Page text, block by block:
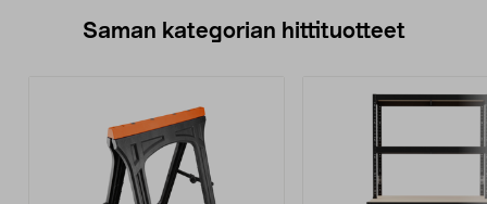
Saman kategorian hittituotteet